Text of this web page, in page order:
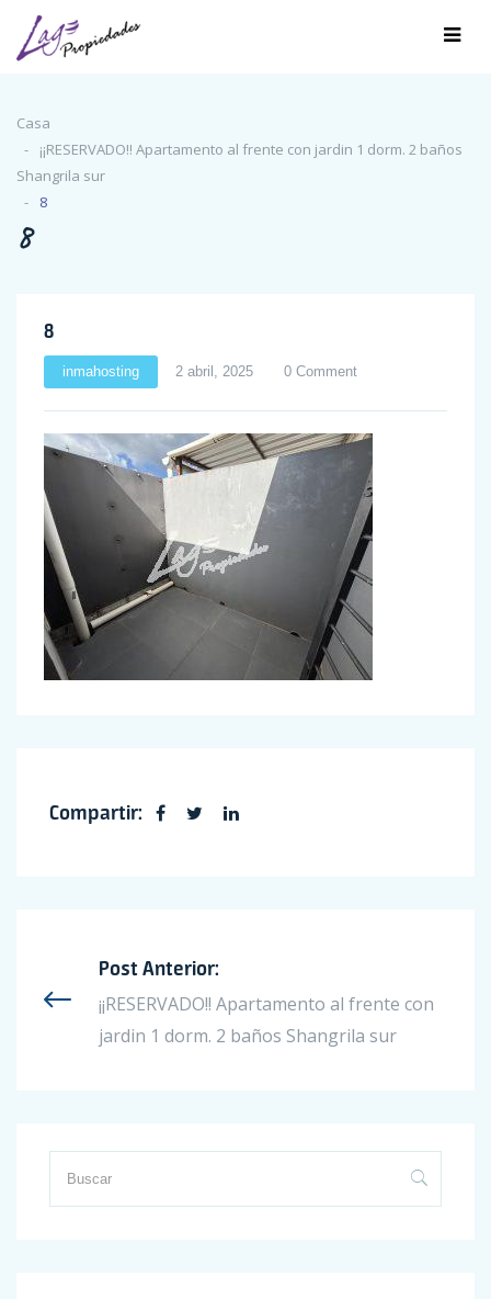
Casa
¡¡RESERVADO!! Apartamento al frente con jardin 1 dorm. 2 baños
Shangrila sur
8
8
8
inmahosting 2 abril, 2025 0 Comment
Compartir:
Post Anterior:
¡¡RESERVADO!! Apartamento al frente con
jardin 1 dorm. 2 baños Shangrila sur